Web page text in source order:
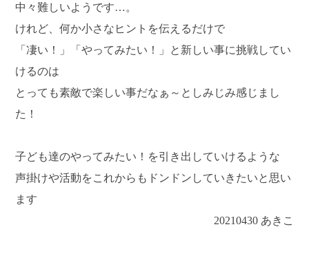
中々難しいようです…。
けれど、何か小さなヒントを伝えるだけで
「凄い！」「やってみたい！」と新しい事に挑戦してい
けるのは
とっても素敵で楽しい事だなぁ～としみじみ感じまし
た！
子ども達のやってみたい！を引き出していけるような
声掛けや活動をこれからもドンドンしていきたいと思い
ます
20210430 あきこ